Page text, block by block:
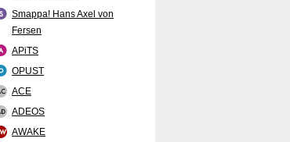
Smappa! Hans Axel von
Fersen
APiTS
OPUST
ACE
ADEOS
AWAKE